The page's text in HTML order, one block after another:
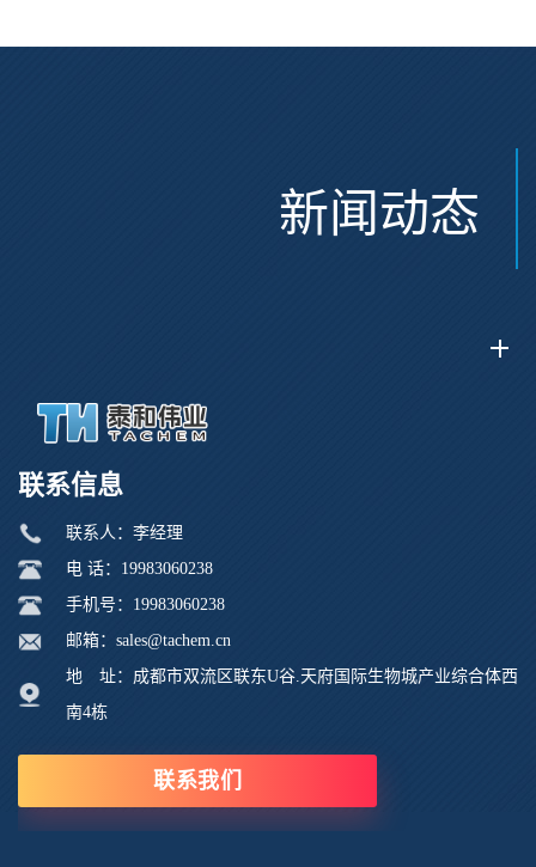
新闻动态
联系信息
联系人：李经理
电 话：19983060238
手机号：19983060238
邮箱：sales@tachem.cn
地 址：成都市双流区联东U谷.天府国际生物城产业综合体西
南4栋
联系我们